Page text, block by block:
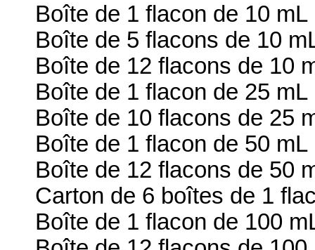
Boîte de 1 flacon de 10 mL
Boîte de 5 flacons de 10
Boîte de 12 flacons de 10
Boîte de 1 flacon de 25 mL
Boîte de 10 flacons de 25
Boîte de 1 flacon de 50 mL
Boîte de 12 flacons de 50
Carton de 6 boîtes de 1
Boîte de 1 flacon de 100